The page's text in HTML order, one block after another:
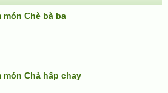
Chè bà ba
món Chả hấp chay